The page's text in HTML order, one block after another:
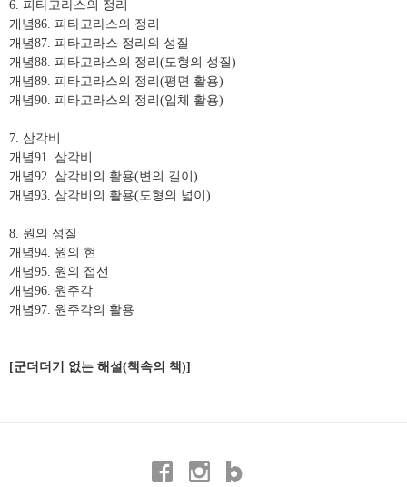
6. 피타고라스의 정리
개념86. 피타고라스의 정리
개념87. 피타고라스 정리의 성질
개념88. 피타고라스의 정리 (도형의 성질)
개념89. 피타고라스의 정리 (평면 활용)
개념90. 피타고라스의 정리 (입체 활용)
7. 삼각비
개념91. 삼각비
개념92. 삼각비의 활용(변의 길이 )
개념93. 삼각비의 활용(도형의 넓이 )
8. 원의 성질
개념94. 원의 현
개념95. 원의 접선
개념96. 원주각
개념97. 원주각의 활용
[군더더기 없는 해설(책속의 책)]